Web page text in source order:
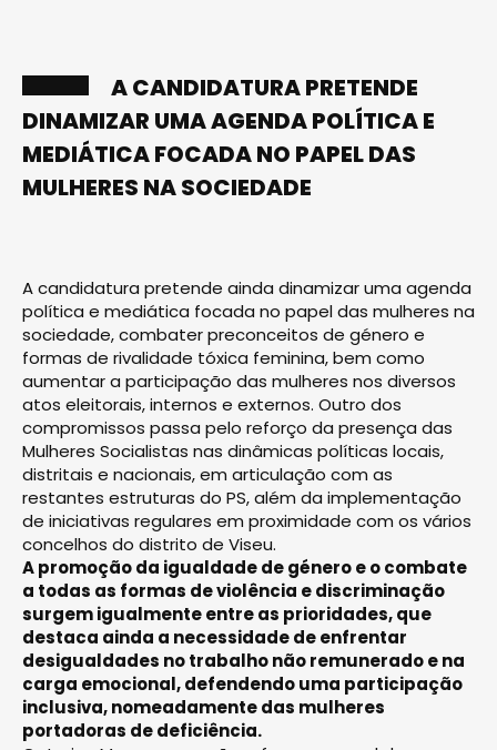
A CANDIDATURA PRETENDE
DINAMIZAR UMA AGENDA POLÍTICA E
MEDIÁTICA FOCADA NO PAPEL DAS
MULHERES NA SOCIEDADE
A candidatura pretende ainda dinamizar uma agenda
política e mediática focada no papel das mulheres na
sociedade, combater preconceitos de género e
formas de rivalidade tóxica feminina, bem como
aumentar a participação das mulheres nos diversos
atos eleitorais, internos e externos. Outro dos
compromissos passa pelo reforço da presença das
Mulheres Socialistas nas dinâmicas políticas locais,
distritais e nacionais, em articulação com as
restantes estruturas do PS, além da implementação
de iniciativas regulares em proximidade com os vários
concelhos do distrito de Viseu.
A promoção da igualdade de género e o combate
a todas as formas de violência e discriminação
surgem igualmente entre as prioridades, que
destaca ainda a necessidade de enfrentar
desigualdades no trabalho não remunerado e na
carga emocional, defendendo uma participação
inclusiva, nomeadamente das mulheres
portadoras de deficiência.